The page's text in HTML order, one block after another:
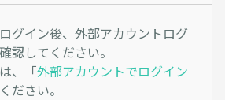
グイン後、外部アカウントログ
認してください。
、「外部アカウントでログイン
ださい。